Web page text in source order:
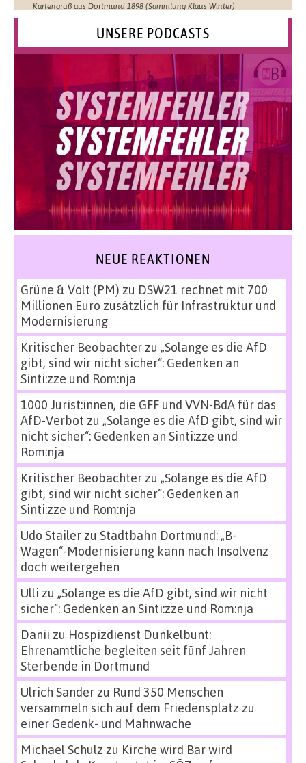
Kartengruß aus Dortmund 1898 (Sammlung Klaus Winter)
UNSERE PODCASTS
NEUE REAKTIONEN
Grüne & Volt (PM) zu DSW21 rechnet mit 700
Millionen Euro zusätzlich für Infrastruktur und
Modernisierung
Kritischer Beobachterzu „Solange es die AfD
gibt, sind wir nicht sicher“: Gedenken an
Sinti:zze und Rom:nja
1000 Jurist:innen, die GFF und VVN-BdA für das
AfD-Verbot zu „Solange es die AfD gibt, sind wir
nicht sicher“: Gedenken an Sinti:zze und
Rom:nja
Kritischer Beobachterzu „Solange es die AfD
gibt, sind wir nicht sicher“: Gedenken an
Sinti:zze und Rom:nja
Udo Stailerzu Stadtbahn Dortmund: „B-
Wagen“-Modernisierung kann nach Insolvenz
doch weitergehen
Ulli zu „Solange es die AfD gibt, sind wir nicht
sicher“: Gedenken an Sinti:zze und Rom:nja
Danii zu Hospizdienst Dunkelbunt:
Ehrenamtliche begleiten seit fünf Jahren
Sterbende in Dortmund
Ulrich Sanderzu Rund 350 Menschen
versammeln sich auf dem Friedensplatz zu
einer Gedenk- und Mahnwache
Michael Schulz zu Kirche wird Bar wird